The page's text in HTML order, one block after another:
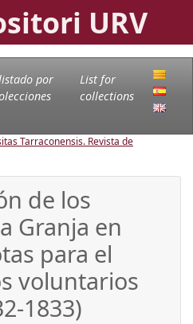
URV
por
List for
collections
Tarraconensis. Revista de
de los
Granja en
para el
voluntarios
1833)